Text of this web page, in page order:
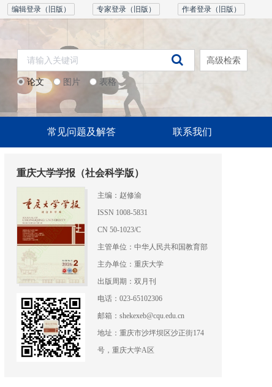
作者登录（旧版）
专家登录（旧版）
编辑登录（旧版）
论文 图片 表格
高级检索
常见问题及解答 联系我们
重庆大学学报（社会科学版）
主编：赵修渝
ISSN 1008-5831
CN 50-1023/C
主管单位：中华人民共和国教育部
主办单位：重庆大学
出版周期：双月刊
电话：023-65102306
邮箱：shekexeb@cqu.edu.cn
地址：重庆市沙坪坝区沙正街174
号，重庆大学A区